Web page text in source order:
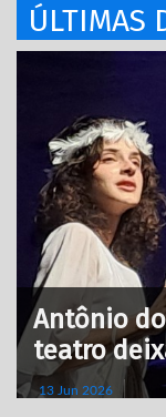
ÚLTIMAS
Antônio
teatro
13 Jun 2026